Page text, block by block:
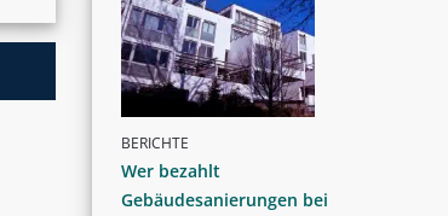
BERICHTE
Wer bezahlt
Gebäudesanierungen bei